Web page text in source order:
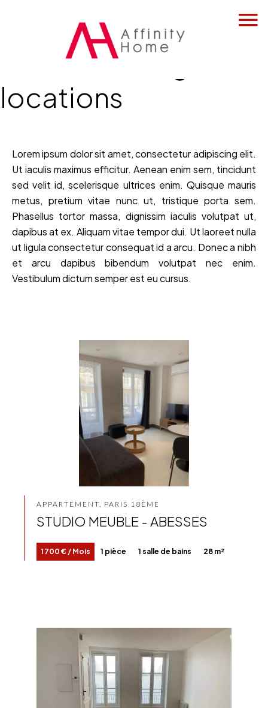
Notre catalogue de
locations
Lorem ipsum dolor sit amet, consectetur adipiscing elit.
Ut iaculis maximus efficitur. Aenean enim sem, tincidunt
sed velit id, scelerisque ultrices enim. Quisque mauris
metus, pretium vitae nunc ut, tristique porta sem.
Phasellus tortor massa, dignissim iaculis volutpat ut,
dapibus at ex. Aliquam vitae tempor dui. Ut laoreet nulla
ut ligula consectetur consequat id a arcu. Donec a nibh
et arcu dapibus bibendum volutpat nec enim.
Vestibulum dictum semper est eu cursus.
APPARTEMENT, PARIS 18ÈME
STUDIO MEUBLE - ABESSES
1 700 € / Mois 1 pièce 1 salle de bains 28 m²